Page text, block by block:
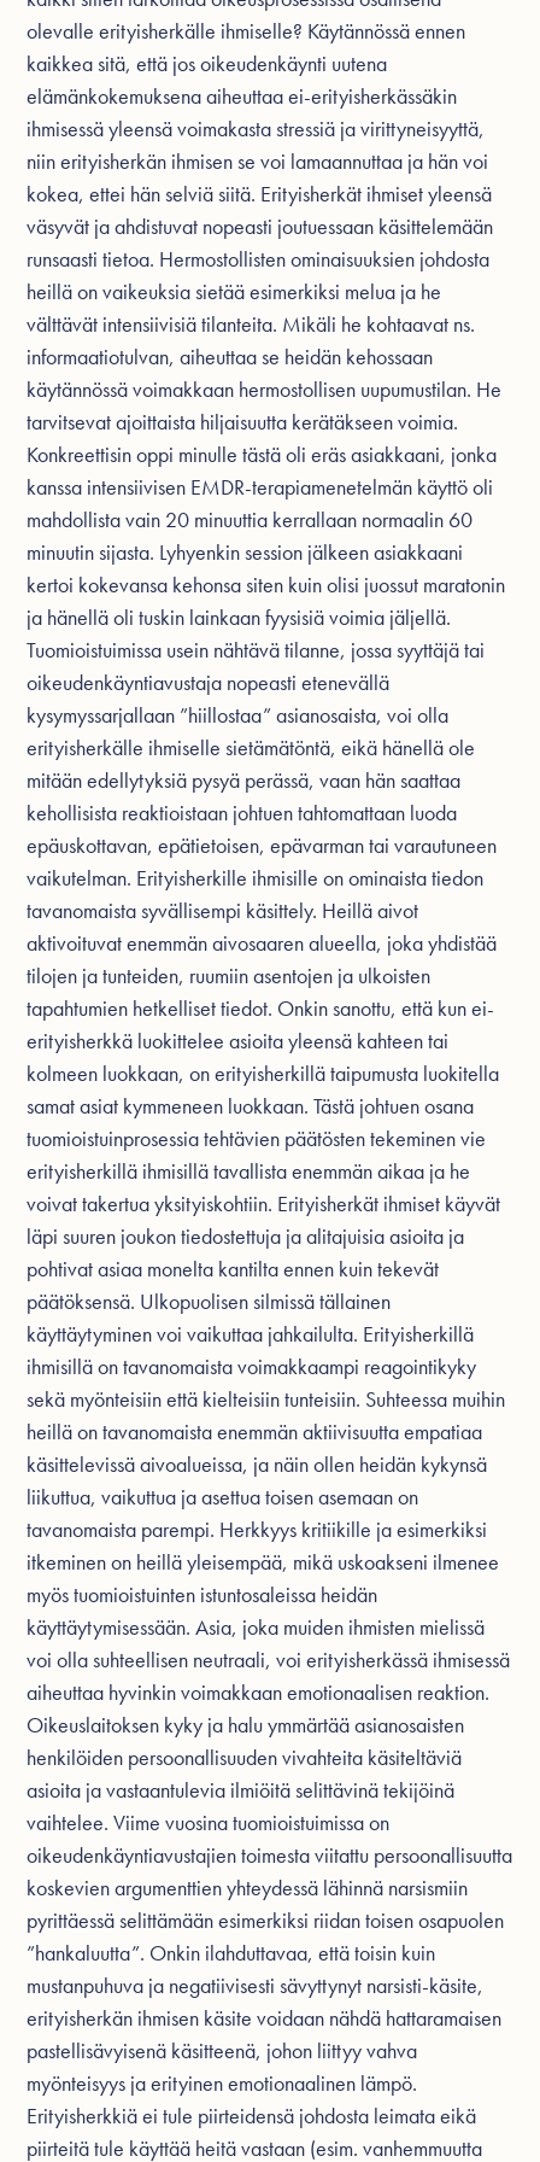
olevalle erityisherkälle ihmiselle? Käytännössä ennen
kaikkea sitä, että jos oikeudenkäynti uutena
elämänkokemuksena aiheuttaa ei-erityisherkässäkin
ihmisessä yleensä voimakasta stressiä ja virittyneisyyttä,
niin erityisherkän ihmisen se voi lamaannuttaa ja hän voi
kokea, ettei hän selviä siitä. Erityisherkät ihmiset yleensä
väsyvät ja ahdistuvat nopeasti joutuessaan käsittelemään
runsaasti tietoa. Hermostollisten ominaisuuksien johdosta
heillä on vaikeuksia sietää esimerkiksi melua ja he
välttävät intensiivisiä tilanteita. Mikäli he kohtaavat ns.
informaatiotulvan, aiheuttaa se heidän kehossaan
käytännössä voimakkaan hermostollisen uupumustilan. He
tarvitsevat ajoittaista hiljaisuutta kerätäkseen voimia.
Konkreettisin oppi minulle tästä oli eräs asiakkaani, jonka
kanssa intensiivisen EMDR-terapiamenetelmän käyttö oli
mahdollista vain 20 minuuttia kerrallaan normaalin 60
minuutin sijasta. Lyhyenkin session jälkeen asiakkaani
kertoi kokevansa kehonsa siten kuin olisi juossut maratonin
ja hänellä oli tuskin lainkaan fyysisiä voimia jäljellä.
Tuomioistuimissa usein nähtävä tilanne, jossa syyttäjä tai
oikeudenkäyntiavustaja nopeasti etenevällä
kysymyssarjallaan ”hiillostaa” asianosaista, voi olla
erityisherkälle ihmiselle sietämätöntä, eikä hänellä ole
mitään edellytyksiä pysyä perässä, vaan hän saattaa
kehollisista reaktioistaan johtuen tahtomattaan luoda
epäuskottavan, epätietoisen, epävarman tai varautuneen
vaikutelman. Erityisherkille ihmisille on ominaista tiedon
tavanomaista syvällisempi käsittely. Heillä aivot
aktivoituvat enemmän aivosaaren alueella, joka yhdistää
tilojen ja tunteiden, ruumiin asentojen ja ulkoisten
tapahtumien hetkelliset tiedot. Onkin sanottu, että kun ei-
erityisherkkä luokittelee asioita yleensä kahteen tai
kolmeen luokkaan, on erityisherkillä taipumusta luokitella
samat asiat kymmeneen luokkaan. Tästä johtuen osana
tuomioistuinprosessia tehtävien päätösten tekeminen vie
erityisherkillä ihmisillä tavallista enemmän aikaa ja he
voivat takertua yksityiskohtiin. Erityisherkät ihmiset käyvät
läpi suuren joukon tiedostettuja ja alitajuisia asioita ja
pohtivat asiaa monelta kantilta ennen kuin tekevät
päätöksensä. Ulkopuolisen silmissä tällainen
käyttäytyminen voi vaikuttaa jahkailulta. Erityisherkillä
ihmisillä on tavanomaista voimakkaampi reagointikyky
sekä myönteisiin että kielteisiin tunteisiin. Suhteessa muihin
heillä on tavanomaista enemmän aktiivisuutta empatiaa
käsittelevissä aivoalueissa, ja näin ollen heidän kykynsä
liikuttua, vaikuttua ja asettua toisen asemaan on
tavanomaista parempi. Herkkyys kritiikille ja esimerkiksi
itkeminen on heillä yleisempää, mikä uskoakseni ilmenee
myös tuomioistuinten istuntosaleissa heidän
käyttäytymisessään. Asia, joka muiden ihmisten mielissä
voi olla suhteellisen neutraali, voi erityisherkässä ihmisessä
aiheuttaa hyvinkin voimakkaan emotionaalisen reaktion.
Oikeuslaitoksen kyky ja halu ymmärtää asianosaisten
henkilöiden persoonallisuuden vivahteita käsiteltäviä
asioita ja vastaantulevia ilmiöitä selittävinä tekijöinä
vaihtelee. Viime vuosina tuomioistuimissa on
oikeudenkäyntiavustajien toimesta viitattu persoonallisuutta
koskevien argumenttien yhteydessä lähinnä narsismiin
pyrittäessä selittämään esimerkiksi riidan toisen osapuolen
”hankaluutta”. Onkin ilahduttavaa, että toisin kuin
mustanpuhuva ja negatiivisesti sävyttynyt narsisti-käsite,
erityisherkän ihmisen käsite voidaan nähdä hattaramaisen
pastellisävyisenä käsitteenä, johon liittyy vahva
myönteisyys ja erityinen emotionaalinen lämpö.
Erityisherkkiä ei tule piirteidensä johdosta leimata eikä
piirteitä tule käyttää heitä vastaan (esim. vanhemmuutta